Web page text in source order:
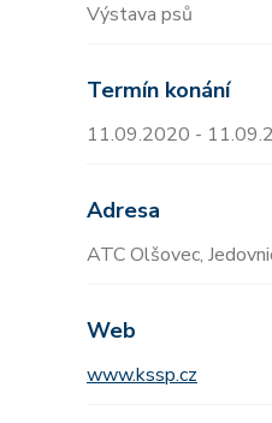
Výstava psů
Termín konání
11.09.2020 -
Adresa
ATC Olšovec,
Web
www.kssp.cz